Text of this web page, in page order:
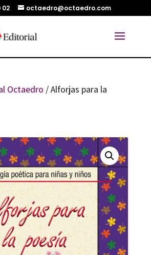
02 octaedro@octaedro.com
Octaedro / Alforjas para la